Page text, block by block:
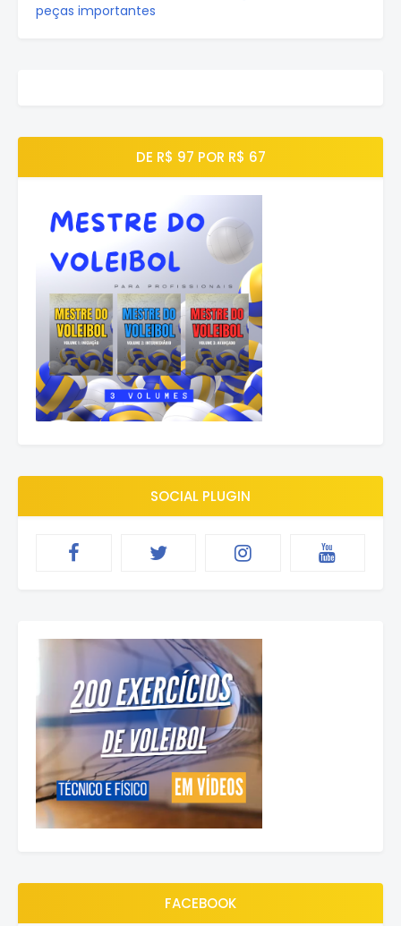
peças importantes
DE R$ 97 POR R$ 67
SOCIAL PLUGIN
FACEBOOK